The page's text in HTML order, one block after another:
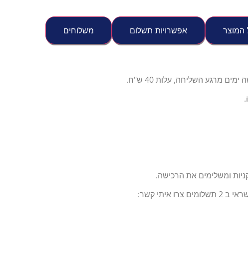
המוצר אפשרויות תשלום משלוחים
מרגע השליחה, עלות 40 ש"ח.
ומשלימים את הרכישה.
קשר: